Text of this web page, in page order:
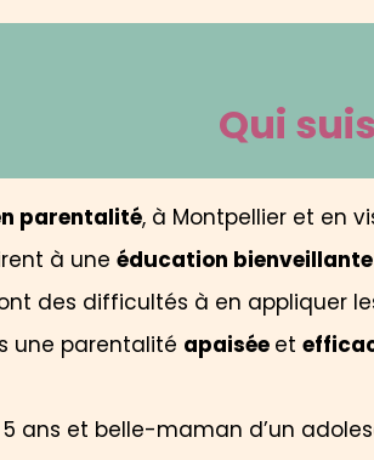
Qui
parentalité, à Montpellier et en
à uneéducation bienveillante
des difficultés à en appliquer
une parentalité apaisée et
ans et belle-maman d’un